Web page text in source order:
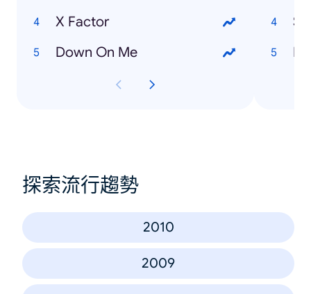
X Factor
Down On Me
探索流行趨勢
2010
2009